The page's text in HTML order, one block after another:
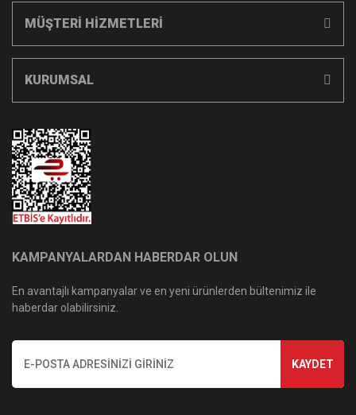
MÜŞTERİ HİZMETLERİ
KURUMSAL
KAMPANYALARDAN HABERDAR OLUN
En avantajlı kampanyalar ve en yeni ürünlerden bültenimiz ile
haberdar olabilirsiniz.
KAYDET